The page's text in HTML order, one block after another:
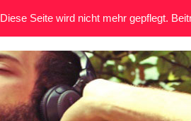
Diese Seite wird nicht mehr gepflegt.